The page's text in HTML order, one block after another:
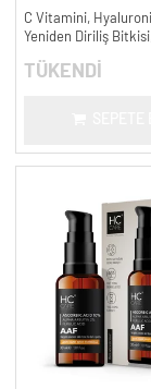
C Vitamini,
Yeniden Diriliş
TÜKENDİ